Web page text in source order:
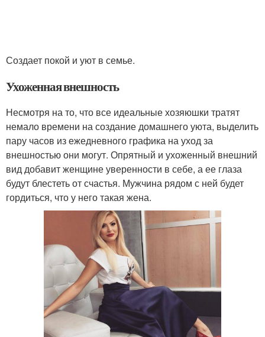
Создает покой и уют в семье.
Ухоженная внешность
Несмотря на то, что все идеальные хозяюшки тратят
немало времени на создание домашнего уюта, выделить
пару часов из ежедневного графика на уход за
внешностью они могут. Опрятный и ухоженный внешний
вид добавит женщине уверенности в себе, а ее глаза
будут блестеть от счастья. Мужчина рядом с ней будет
гордиться, что у него такая жена.